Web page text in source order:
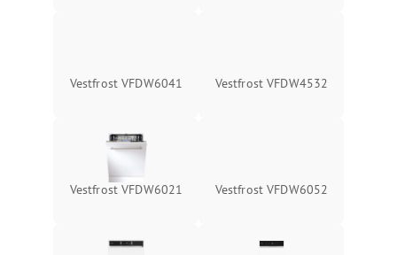
Vestfrost VFDW6041 Vestfrost VFDW4532
Vestfrost VFDW6021 Vestfrost VFDW6052